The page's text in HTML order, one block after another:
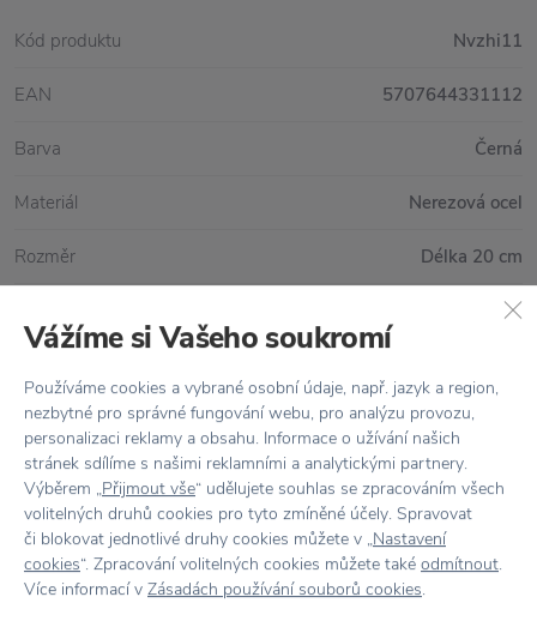
Doprava zdarma nad 2 000 Kč
Vrácení zbožído 30 dnů
7500+ produktůna výběr
Showroomve Zlíně
Kód produktu Nvzhi11
EAN 5707644331112
Barva Černá
Materiál Nerezová ocel
Rozměr Délka 20 cm
Vážíme si Vašeho soukromí
Používáme cookies a vybrané osobní údaje, např. jazyk a region,
nezbytné pro správné fungování webu, pro analýzu provozu,
personalizaci reklamy a obsahu. Informace o užívání našich
stránek sdílíme s našimi reklamními a analytickými partnery.
Výběrem „Přijmout vše“ udělujete souhlas se zpracováním všech
volitelných druhů cookies pro tyto zmíněné účely. Spravovat
či blokovat jednotlivé druhy cookies můžete v „Nastavení
cookies“. Zpracování volitelných cookies můžete také odmítnout.
Více informací v Zásadách používání souborů cookies.